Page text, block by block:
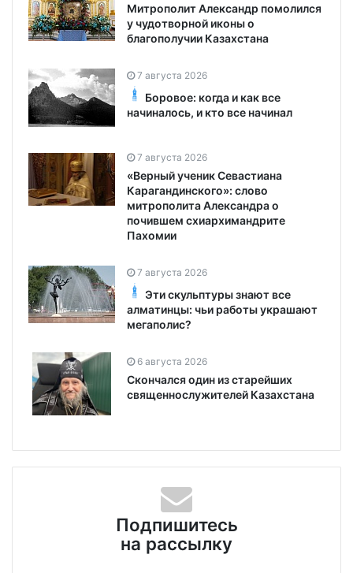
Митрополит Александр помолился
у чудотворной иконы о
благополучии Казахстана
7 августа 2026
Боровое: когда и как все
начиналось, и кто все начинал
7 августа 2026
«Верный ученик Севастиана
Карагандинского»: слово
митрополита Александра о
почившем схиархимандрите
Пахомии
7 августа 2026
Эти скульптуры знают все
алматинцы: чьи работы украшают
мегаполис?
6 августа 2026
Скончался один из старейших
священнослужителей Казахстана
Подпишитесь
на рассылку